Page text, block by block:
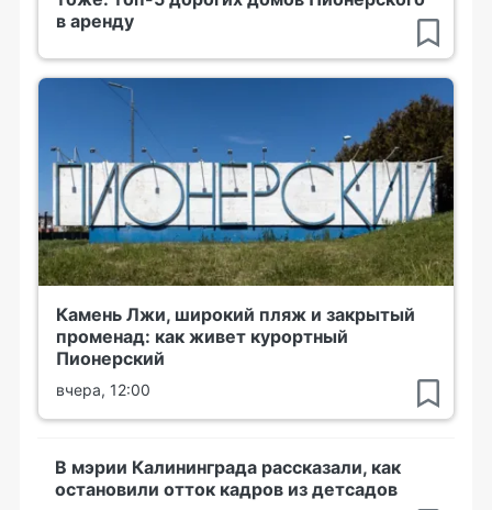
в аренду
Камень Лжи, широкий пляж и закрытый
променад: как живет курортный
Пионерский
вчера, 12:00
В мэрии Калининграда рассказали, как
остановили отток кадров из детсадов